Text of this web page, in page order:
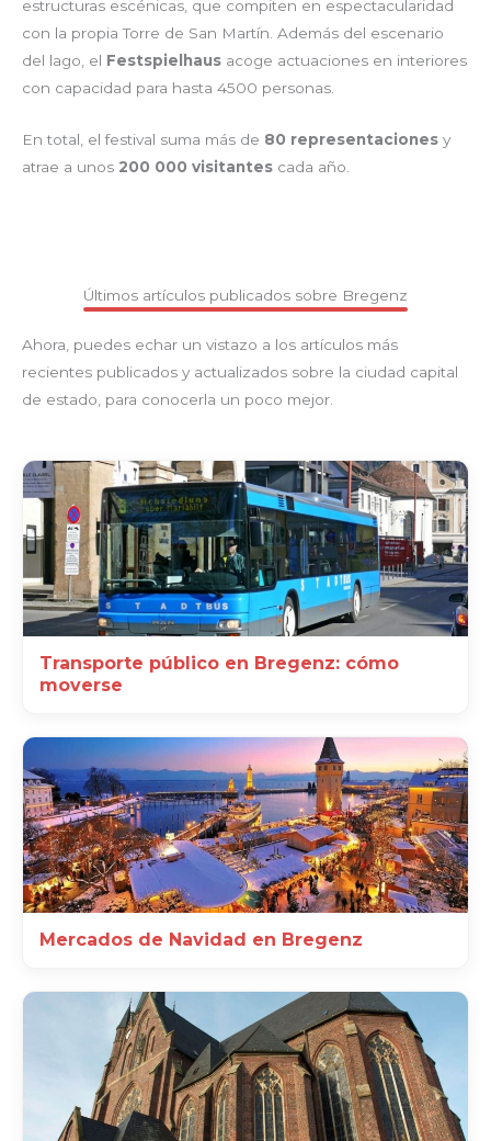
estructuras escénicas, que compiten en espectacularidad
con la propia Torre de San Martín. Además del escenario
del lago, el Festspielhaus acoge actuaciones en interiores
con capacidad para hasta 4500 personas.
En total, el festival suma más de 80 representaciones y
atrae a unos 200 000 visitantes cada año.
Últimos artículos publicados sobre Bregenz
Ahora, puedes echar un vistazo a los artículos más
recientes publicados y actualizados sobre la ciudad capital
de estado, para conocerla un poco mejor.
Transporte público en Bregenz: cómo
moverse
Mercados de Navidad en Bregenz